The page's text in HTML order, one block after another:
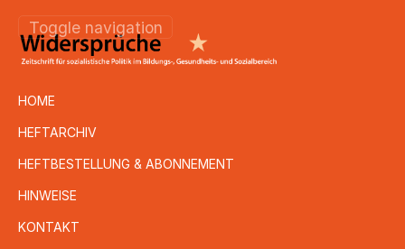
Toggle navigation
HOME
HEFTARCHIV
HEFTBESTELLUNG & ABONNEMENT
HINWEISE
KONTAKT